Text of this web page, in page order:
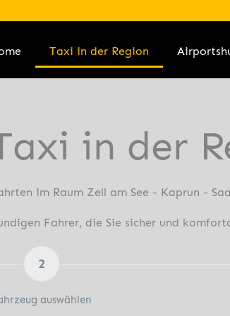
Taxi in der Region
in der
im Raum Zell am See - Kaprun -
Fahrer, die Sie sicher und
2
auswählen